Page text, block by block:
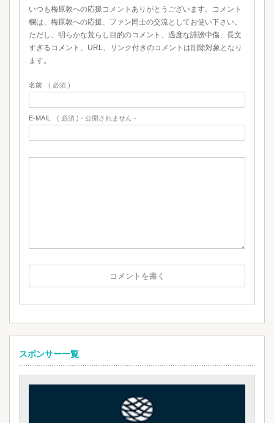
いつも梅原敦への応援コメントありがとうございます。コメント
欄は、梅原敦への応援、ファン同士の交流としてお使い下さい。
ただし、明らかな荒らし目的のコメント、過度な誹謗中傷、長文
すぎるコメント、URL、リンク付きのコメントは削除対象となり
ます。
名前 ( 必須 )
E-MAIL ( 必須 ) - 公開されません -
スポンサー一覧